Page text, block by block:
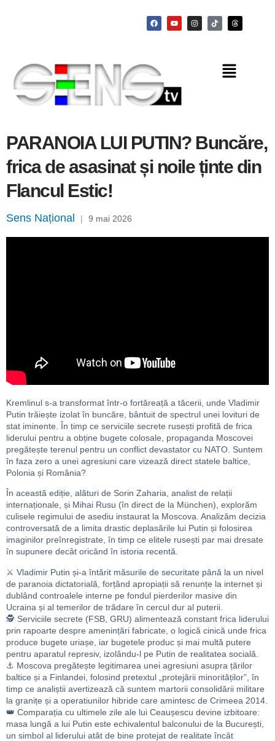
PARANOIA LUI PUTIN? Buncăre,
frica de asasinat și noile ținte din
Flancul Estic!
Sens Național | 9 mai 2026
Kremlinul s-a transformat într-o fortăreață a tăcerii, unde Vladimir
Putin trăiește izolat în buncăre, bântuit de spectrul unei lovituri de
stat iminente. În timp ce serviciile secrete rusești profită de frica
liderului pentru a obține bugete colosale, propaganda Moscovei
pregătește terenul pentru un conflict devastator cu NATO. Suntem
în faza zero a unei agresiuni care vizează direct statele baltice,
Polonia și România?
În această ediție, alături de Sorin Zaharia, analist de relații
internaționale, și Mihai Rusu (în direct de la München), explorăm
culisele regimului de asediu instaurat la Moscova. Analizăm decizia
controversată de a limita drastic deplasările lui Putin și folosirea
imaginilor preînregistrate, în timp ce elitele rusești par mai dresate
în supunere decât oricând în istoria recentă.
⚔️ Vladimir Putin și-a întărit măsurile de securitate până la un nivel
de paranoia dictatorială, forțând apropiații să renunțe la internet și
dublând controalele interne pe fondul pierderilor masive din
Ucraina și al temerilor de trădare în cercul dur al puterii.
🕵️ Serviciile secrete (FSB, GRU) alimentează constant frica liderului
prin rapoarte despre amenințări fabricate, o logică cinică unde frica
produce bugete uriașe, iar bugetele produc și mai multă putere
pentru aparatul represiv, izolându-l pe Putin de realitatea socială.
⚓ Moscova pregătește legitimarea unei agresiuni asupra țărilor
baltice și a Finlandei, folosind pretextul „protejării minorităților”, în
timp ce analiștii avertizează că suntem martorii consolidării militare
la granițe și a operatiunilor hibride care amintesc de Crimeea 2014.
👑 Comparația cu ultimele zile ale lui Ceaușescu devine izbitoare:
masa lungă a lui Putin este echivalentul balconului de la București,
un simbol al liderului atât de bine protejat de realitate încât